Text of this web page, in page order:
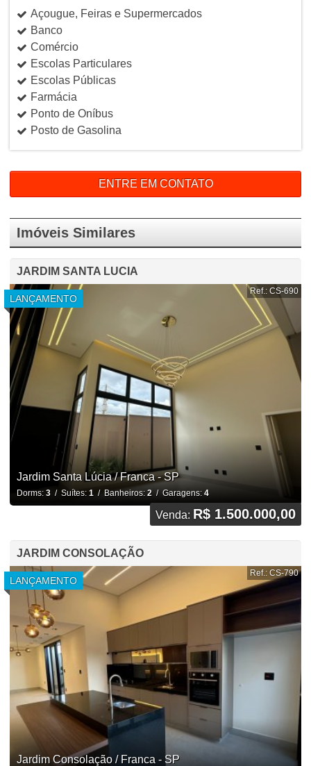
Açougue, Feiras e Supermercados
Banco
Comércio
Escolas Particulares
Escolas Públicas
Farmácia
Ponto de Oníbus
Posto de Gasolina
ENTRE EM CONTATO
Imóveis Similares
JARDIM SANTA LUCIA
LANÇAMENTO
Ref.: CS-690
Jardim Santa Lúcia / Franca - SP
Dorms: 3/ Suítes: 1/ Banheiros: 2/ Garagens: 4
Venda: R$ 1.500.000,00
JARDIM CONSOLAÇÃO
LANÇAMENTO
Ref.: CS-790
Jardim Consolação / Franca - SP